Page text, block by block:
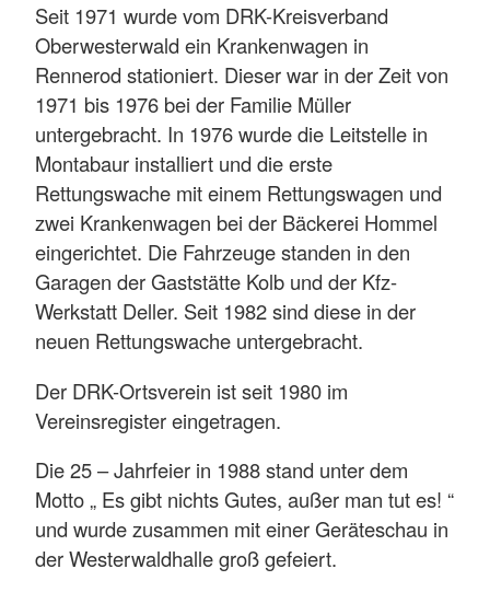
Seit 1971 wurde vom DRK-Kreisverband
Oberwesterwald ein Krankenwagen in
Rennerod stationiert. Dieser war in der Zeit von
1971 bis 1976 bei der Familie Müller
untergebracht. In 1976 wurde die Leitstelle in
Montabaur installiert und die erste
Rettungswache mit einem Rettungswagen und
zwei Krankenwagen bei der Bäckerei Hommel
eingerichtet. Die Fahrzeuge standen in den
Garagen der Gaststätte Kolb und der Kfz-
Werkstatt Deller. Seit 1982 sind diese in der
neuen Rettungswache untergebracht.
Der DRK-Ortsverein ist seit 1980 im
Vereinsregister eingetragen.
Die 25 – Jahrfeier in 1988 stand unter dem
Motto „ Es gibt nichts Gutes, außer man tut es! “
und wurde zusammen mit einer Geräteschau in
der Westerwaldhalle groß gefeiert.